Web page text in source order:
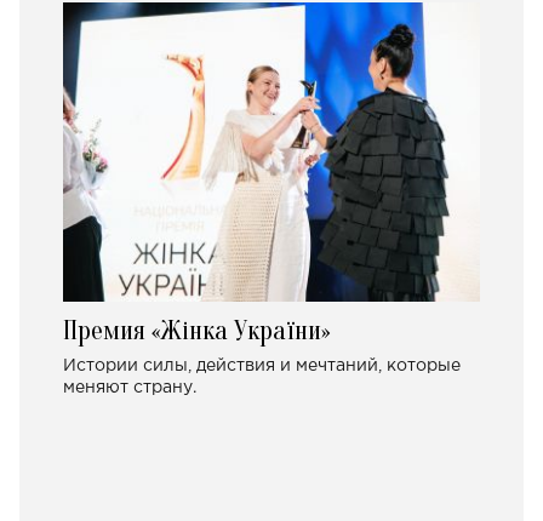
Премия «Жінка України»
Истории силы, действия и мечтаний, которые
меняют страну.